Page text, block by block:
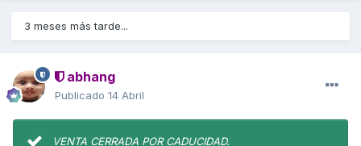
3 meses más tarde...
abhang
Publicado 14 Abril
VENTA CERRADA POR CADUCIDAD.